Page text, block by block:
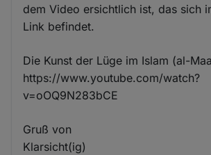
dem Video ersichtlich ist, das sich
Link befindet.
Die Kunst der Lüge im Islam (al-
https://www.youtube.com/watch?
v=oOQ9N283bCE
Gruß von
Klarsicht(ig)